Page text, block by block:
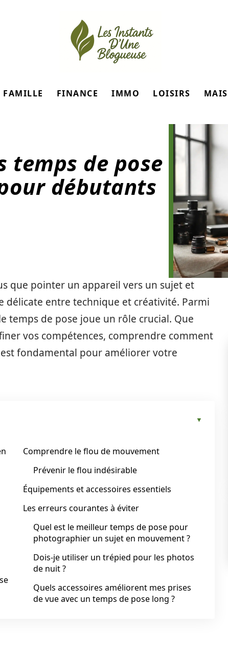
FAMILLE FINANCE IMMO LOISIRS
temps de pose
débutants
que pointer un appareil vers un sujet et
délicate entre technique et créativité. Parmi
temps de pose joue un rôle crucial. Que
vos compétences, comprendre comment
fondamental pour améliorer votre
Comprendre le flou de mouvement
Prévenir le flou indésirable
Équipements et accessoires essentiels
Les erreurs courantes à éviter
Quel est le meilleur temps de pose pour
photographier un sujet en mouvement ?
Dois-je utiliser un trépied pour les photos
de nuit ?
Quels accessoires améliorent mes prises
de vue avec un temps de pose long ?